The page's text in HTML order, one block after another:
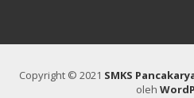
Copyright © 2021 SMKS
oleh